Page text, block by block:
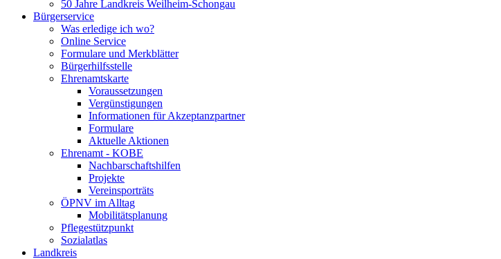
50 Jahre Landkreis Weilheim-Schongau
Bürgerservice
Was erledige ich wo?
Online Service
Formulare und Merkblätter
Bürgerhilfsstelle
Ehrenamtskarte
Voraussetzungen
Vergünstigungen
Informationen für Akzeptanzpartner
Formulare
Aktuelle Aktionen
Ehrenamt - KOBE
Nachbarschaftshilfen
Projekte
Vereinsporträts
ÖPNV im Alltag
Mobilitätsplanung
Pflegestützpunkt
Sozialatlas
Landkreis